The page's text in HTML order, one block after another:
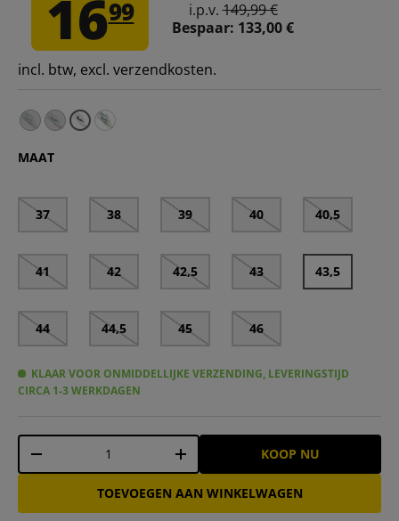
1699 i.p.v.149,99 €
Bespaar: 133,00 €
incl. btw, excl. verzendkosten.
MAAT
37 38 39 40 40,5
41 42 42,5 43 43,5
44 44,5 45 46
KLAAR VOOR ONMIDDELLIJKE VERZENDING, LEVERINGSTIJD
CIRCA 1-3 WERKDAGEN
Aantal
-
+ KOOP NU
TOEVOEGEN AAN WINKELWAGEN